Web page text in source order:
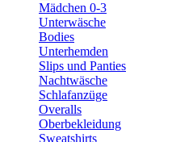
Mädchen 0-3
Unterwäsche
Bodies
Unterhemden
Slips und Panties
Nachtwäsche
Schlafanzüge
Overalls
Oberbekleidung
Sweatshirts